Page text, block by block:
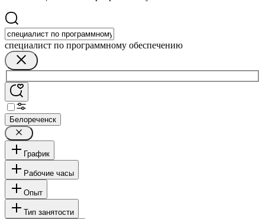
специалист по программному обеспечению
Белореченск
График
Рабочие часы
Опыт
Тип занятости